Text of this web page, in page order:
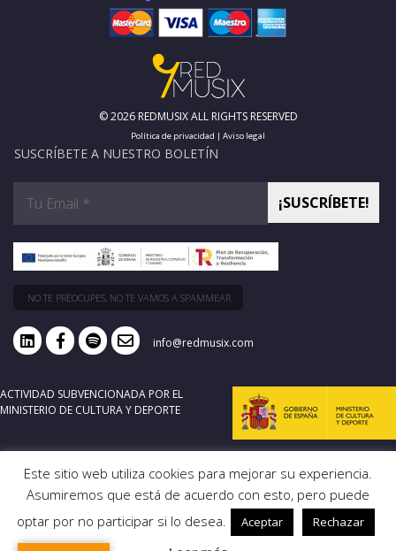
© 2026 REDMUSIX ALL RIGHTS RESERVED
Política de privacidad | Aviso legal
SUSCRÍBETE A NUESTRO BOLETÍN
NO TE PREOCUPES, NO TE VAMOS A SPAMMEAR.
info@redmusix.com
ACTIVIDAD SUBVENCIONADA POR EL
MINISTERIO DE CULTURA Y DEPORTE
Este sitio web utiliza cookies para mejorar su experiencia.
Asumiremos que está de acuerdo con esto, pero puede
optar por no participar si lo desea.
Aceptar Rechazar